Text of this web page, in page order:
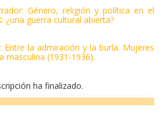
Género, religión y política en el
¿una guerra cultural abierta?
Entre la admiración y la burla. Mujeres
masculina (1931-1936).
ha finalizado.